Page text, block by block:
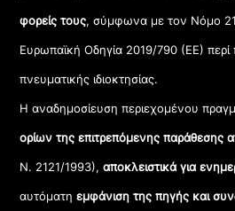
φορείς τους, σύμφωνα με τον Νόμο
Ευρωπαϊκή Οδηγία 2019/790 (ΕΕ) περί
πνευματικής ιδιοκτησίας.
Η αναδημοσίευση περιεχομένου
ορίων της επιτρεπόμενης παράθεσης
Ν. 2121/1993), αποκλειστικά για
αυτόματηεμφάνιση της πηγής και